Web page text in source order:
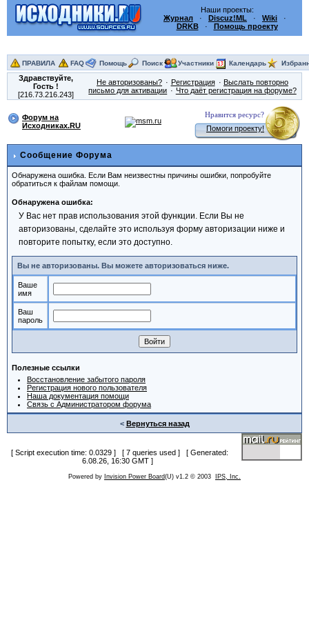
Наши проекты:
Журнал · Discuz!ML · Wiki ·
DRKB· Помощь проекту
ПРАВИЛА FAQ Помощь Поиск Участники Календарь
Здравствуйте,
Гость!
[216.73.216.243]
Не авторизованы? Регистрация
Выслать повторно
письмо для активации
Что даёт регистрация на форуме?
Форум на
Исходниках.RU
Нравится ресурс?
Помоги проекту!
Сообщение Форума
Обнаружена ошибка. Если Вам неизвестны причины ошибки, попробуйте
обратиться к файлам помощи.
Обнаружена ошибка:
У Вас нет прав использования этой функции. Если Вы не
авторизованы, сделайте это используя форму авторизации ниже и
повторите попытку, если это доступно.
Вы не авторизованы. Вы можете авторизоваться ниже.
Ваше
имя
Ваш
пароль
Полезные ссылки
Восстановление забытого пароля
Регистрация нового пользователя
Наша документация помощи
Связь с Администратором форума
< Вернуться назад
[ Script execution time: 0.0329 ] [ 7 queries used ] [ Generated:
6.08.26, 16:30 GMT ]
Powered by Invision Power Board(U) v1.2 © 2003 IPS, Inc.